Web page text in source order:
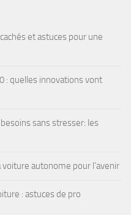
et astuces pour une
: quelles innovations vont
sans stresser: les
autonome pour l’avenir
: astuces de pro